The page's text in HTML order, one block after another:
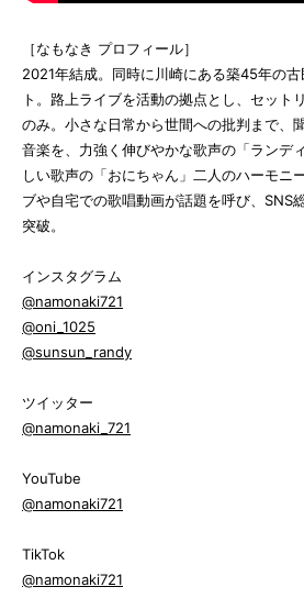
［なもなき プロフィール］
2021年結成。同時に川崎にある築45年の
ト。路上ライブを活動の拠点とし、セット
のみ。小さな日常から世間への批判まで、
音楽を、力強く伸びやかな歌声の「ランデ
しい歌声の「おにちゃん」二人のハーモニ
ブや自宅での歌唱動画が話題を呼び、SNS
突破。
インスタグラム
@namonaki721
@oni_1025
@sunsun_randy
ツイッター
@namonaki_721
YouTube
@namonaki721
TikTok
@namonaki721